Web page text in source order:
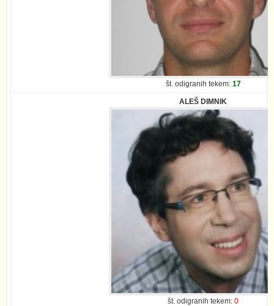
št. odigranih tekem: 17
ALEŠ DIMNIK
št. odigranih tekem:0